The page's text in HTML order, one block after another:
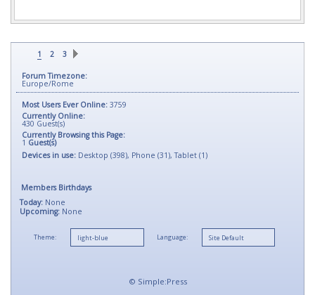
1 2 3
Forum Timezone:
Europe/Rome
Most Users Ever Online: 3759
Currently Online:
430 Guest(s)
Currently Browsing this Page:
1 Guest(s)
Devices in use: Desktop (398), Phone (31), Tablet (1)
Members Birthdays
Today: None
Upcoming: None
Theme: Language:
© Simple:Press